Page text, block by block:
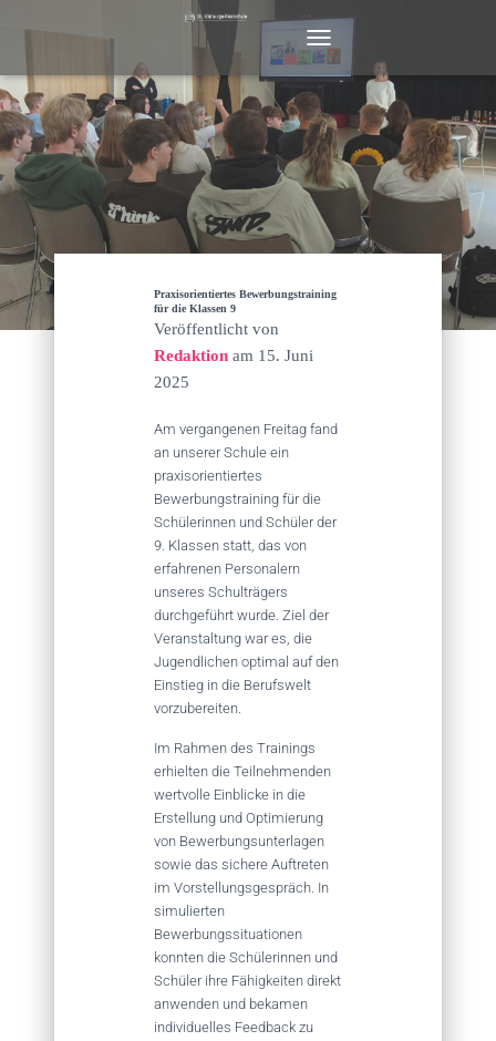
N
A
V
I
G
A
O
M
E
Praxisorientiertes Bewerbungstraining
für die Klassen 9
Veröffentlicht von
Redaktion am 15. Juni
2025
Am vergangenen Freitag fand
an unserer Schule ein
praxisorientiertes
Bewerbungstraining für die
Schülerinnen und Schüler der
9. Klassen statt, das von
erfahrenen Personalern
unseres Schulträgers
durchgeführt wurde. Ziel der
Veranstaltung war es, die
Jugendlichen optimal auf den
Einstieg in die Berufswelt
vorzubereiten.
Im Rahmen des Trainings
erhielten die Teilnehmenden
wertvolle Einblicke in die
Erstellung und Optimierung
von Bewerbungsunterlagen
sowie das sichere Auftreten
im Vorstellungsgespräch. In
simulierten
Bewerbungssituationen
konnten die Schülerinnen und
Schüler ihre Fähigkeiten direkt
anwenden und bekamen
individuelles Feedback zu